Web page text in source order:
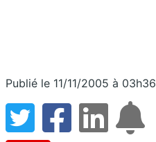
Publié le 11/11/2005 à 03h36